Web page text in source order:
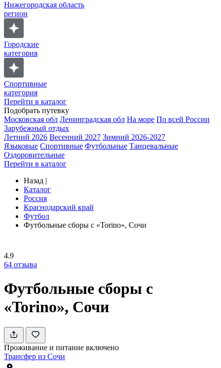
Нижегородская область
регион
Городские
категория
Спортивные
категория
Перейти в каталог
Подобрать путевку
Московская обл Ленинградская обл На море По всей России
Зарубежный отдых
Летний 2026 Весенний 2027 Зимний 2026-2027
Языковые Спортивные Футбольные Танцевальные
Оздоровительные
Перейти в каталог
Назад |
Каталог
Россия
Краснодарский край
Футбол
Футбольные сборы с «Torino», Сочи
4.9
64 отзыва
Футбольные сборы с
«Torino», Сочи
Проживание и питание включено
Трансфер из Сочи